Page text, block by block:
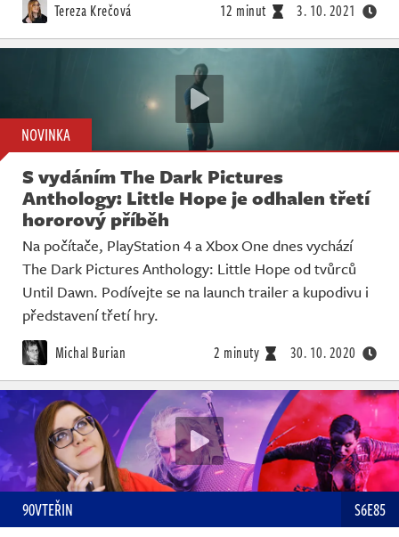
Tereza Krečová 12 minut 3. 10. 2021
NOVINKA
S vydáním The Dark Pictures
Anthology: Little Hope je odhalen třetí
hororový příběh
Na počítače, PlayStation 4 a Xbox One dnes vychází
The Dark Pictures Anthology: Little Hope od tvůrců
Until Dawn. Podívejte se na launch trailer a kupodivu i
představení třetí hry.
Michal Burian 2 minuty 30. 10. 2020
90VTEŘIN S6E85